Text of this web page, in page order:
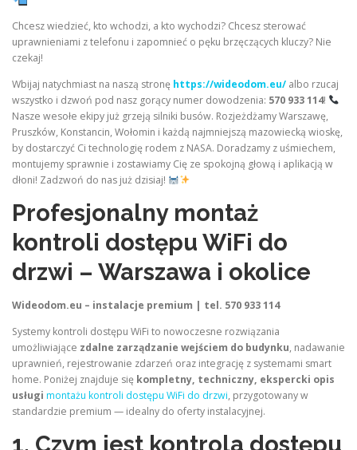
Chcesz wiedzieć, kto wchodzi, a kto wychodzi? Chcesz sterować
uprawnieniami z telefonu i zapomnieć o pęku brzęczących kluczy? Nie
czekaj!
Wbijaj natychmiast na naszą stronę https://wideodom.eu/ albo rzucaj
wszystko i dzwoń pod nasz gorący numer dowodzenia: 570 933 114!
Nasze wesołe ekipy już grzeją silniki busów. Rozjeżdżamy Warszawę,
Pruszków, Konstancin, Wołomin i każdą najmniejszą mazowiecką wioskę,
by dostarczyć Ci technologię rodem z NASA. Doradzamy z uśmiechem,
montujemy sprawnie i zostawiamy Cię ze spokojną głową i aplikacją w
dłoni! Zadzwoń do nas już dzisiaj!
Profesjonalny montaż
kontroli dostępu WiFi do
drzwi – Warszawa i okolice
Wideodom.eu – instalacje premium | tel. 570 933 114
Systemy kontroli dostępu WiFi to nowoczesne rozwiązania
umożliwiające zdalne zarządzanie wejściem do budynku, nadawanie
uprawnień, rejestrowanie zdarzeń oraz integrację z systemami smart
home. Poniżej znajduje się kompletny, techniczny, ekspercki opis
usługi montażu kontroli dostępu WiFi do drzwi, przygotowany w
standardzie premium — idealny do oferty instalacyjnej.